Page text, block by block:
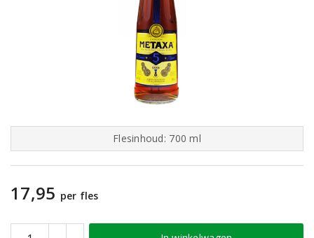
Flesinhoud: 700 ml
17,95 per fles